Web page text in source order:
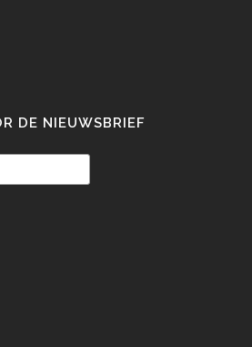
DE NIEUWSBRIEF